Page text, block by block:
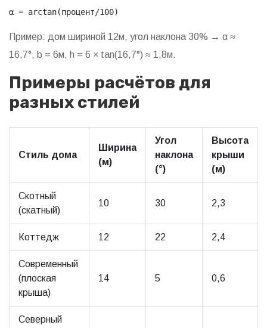
α = arctan(процент/100)
Пример: дом шириной 12м, угол наклона 30% → α ≈
16,7°, b = 6м, h = 6 × tan(16,7°) ≈ 1,8м.
Примеры расчётов для
разных стилей
Стиль дома
Ширина
(м)
Угол
наклона
(°)
Высота
крыши
(м)
Скотный
(скатный)
10 30 2,3
Коттедж 12 22 2,4
Современный
(плоская
крыша)
14 5 0,6
Северный